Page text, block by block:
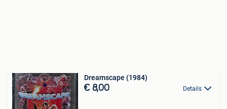
Dreamscape (1984)
€ 8,00 Details